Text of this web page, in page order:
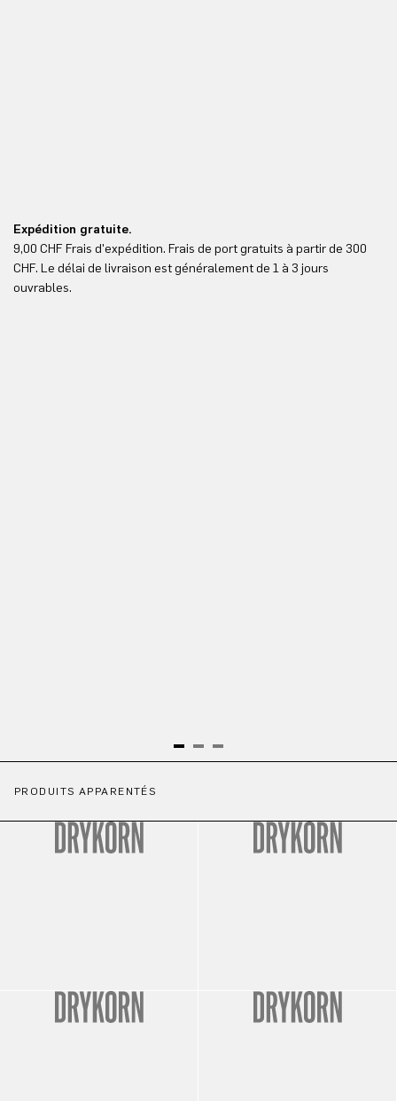
Expédition gratuite.
9,00 CHF Frais d'expédition. Frais de port gratuits à partir de 300
CHF. Le délai de livraison est généralement de 1 à 3 jours
ouvrables.
PRODUITS APPARENTÉS